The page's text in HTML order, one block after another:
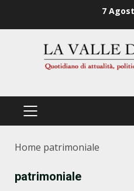
7
PRIMÄRES
Home patrimoniale
patrimoniale